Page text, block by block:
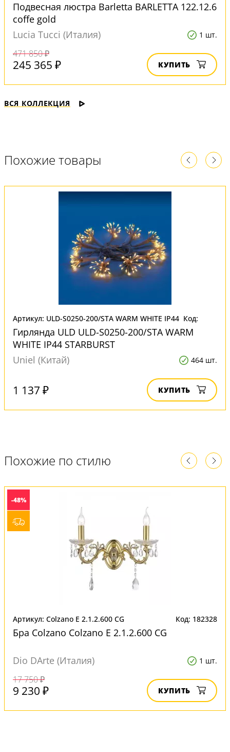
Подвесная люстра Barletta BARLETTA 122.12.6
coffe gold
Lucia Tucci (Италия)
1 шт.
471 850 ₽
245 365 ₽ КУПИТЬ
ВСЯ КОЛЛЕКЦИЯ
Похожие товары
Артикул: ULD-S0250-200/STA WARM WHITE IP44
STARBURST
Код:
274334
Гирлянда ULD ULD-S0250-200/STA WARM
WHITE IP44 STARBURST
Uniel (Китай)
464 шт.
1 137 ₽ КУПИТЬ
Похожие по стилю
-48%
Артикул: Colzano E 2.1.2.600 CG Код: 182328
Бра Colzano Colzano E 2.1.2.600 CG
Dio DArte (Италия) 1 шт.
17 750 ₽
9 230 ₽ КУПИТЬ